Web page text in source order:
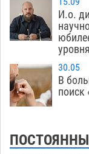
И.о.
30.05
В
поиск